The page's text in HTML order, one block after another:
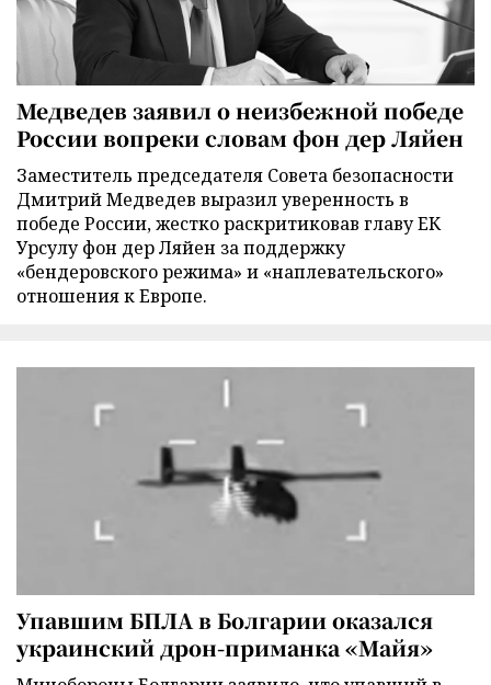
Медведев заявил о неизбежной победе
России вопреки словам фон дер Ляйен
Заместитель председателя Совета безопасности
Дмитрий Медведев выразил уверенность в
победе России, жестко раскритиковав главу ЕК
Урсулу фон дер Ляйен за поддержку
«бендеровского режима» и «наплевательского»
отношения к Европе.
Упавшим БПЛА в Болгарии оказался
украинский дрон-приманка «Майя»